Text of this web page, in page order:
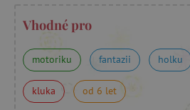
Vhodné pro
motoriku fantazii holku
kluka od 6 let